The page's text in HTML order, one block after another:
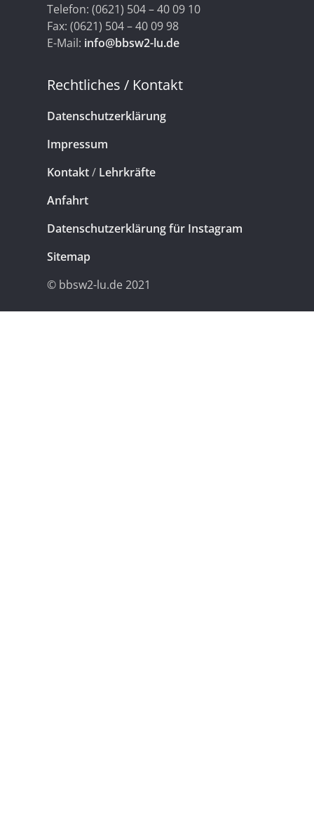
Telefon: (0621) 504 – 40 09 10
Fax: (0621) 504 – 40 09 98
E-Mail: info@bbsw2-lu.de
Rechtliches / Kontakt
Datenschutzerklärung
Impressum
Kontakt/ Lehrkräfte
Anfahrt
Datenschutzerklärung für Instagram
Sitemap
© bbsw2-lu.de 2021